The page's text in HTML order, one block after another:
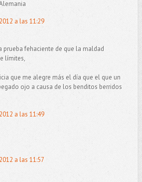
a las 11:29
prueba fehaciente de que la maldad
límites,
que me alegre más el día que el que un
ojo a causa de los benditos berridos
a las 11:49
a las 11:57